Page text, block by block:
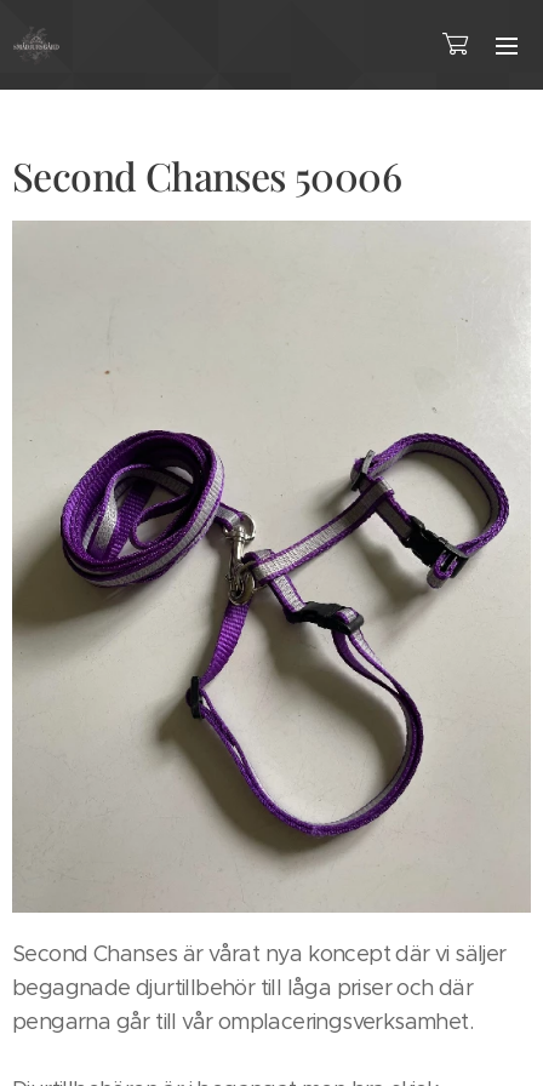
Second Chanses 50006
Second Chanses är vårat nya koncept där vi säljer
begagnade djurtillbehör till låga priser och där
pengarna går till vår omplaceringsverksamhet.